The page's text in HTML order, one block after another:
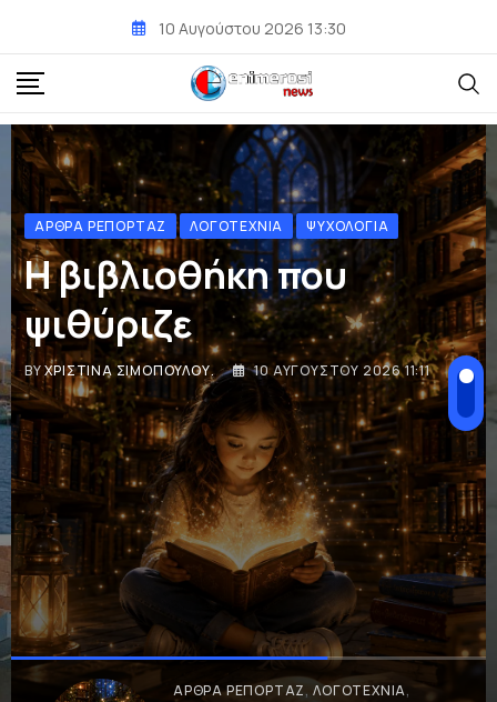
10 Αυγούστου 2026 13:30
ΕΙΔΉΣΕΙΣ ΚΑΙ ΝΈΑ ΠΟΛΙΤΙΚΉ
Κωνσταντίνος
Κολοκούρης: Αναφορά
στον Άρειο Πάγο για την
επωνυμία του πολιτικού
κόμματος «ΕΛΑΣ»
BY E-ENIMEROSI 10 ΑΥΓΟΎΣΤΟΥ 2026 9:53
ΕΙΔΉΣΕΙΣ ΚΑΙ ΝΈΑ,ΠΟΛΙΤΙΚΉ